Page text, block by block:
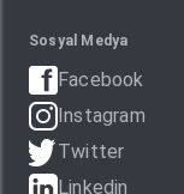
Sosyal Medya
Facebook
Instagram
Twitter
Linkedin